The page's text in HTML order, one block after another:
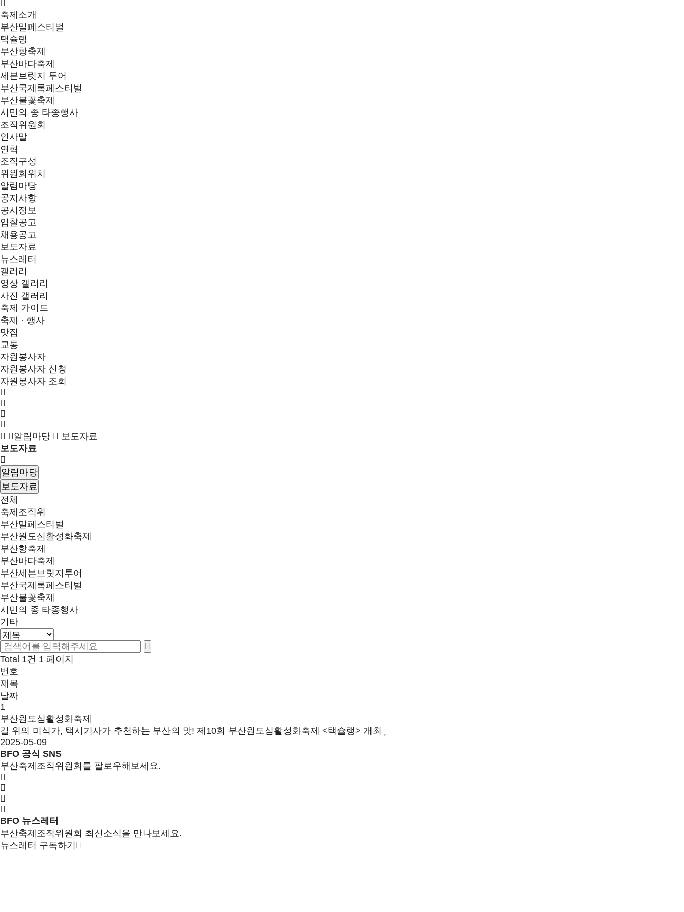
축제소개
부산밀페스티벌
택슐랭
부산항축제
부산바다축제
세븐브릿지 투어
부산국제록페스티벌
부산불꽃축제
시민의 종 타종행사
조직위원회
인사말
연혁
조직구성
위원회위치
알림마당
공지사항
공시정보
입찰공고
채용공고
보도자료
뉴스레터
갤러리
영상 갤러리
사진 갤러리
축제 가이드
축제 · 행사
맛집
교통
자원봉사자
자원봉사자 신청
자원봉사자 조회
알림마당
보도자료
보도자료
알림마당
보도자료
전체
축제조직위
부산밀페스티벌
부산원도심활성화축제
부산항축제
부산바다축제
부산세븐브릿지투어
부산국제록페스티벌
부산불꽃축제
시민의 종 타종행사
기타
Total 1건 1 페이지
번호
제목
날짜
1
부산원도심활성화축제
길 위의 미식가, 택시기사가 추천하는 부산의 맛! 제10회 부산원도심활성화축제 <택슐랭> 개최
2025-05-09
BFO 공식 SNS
부산축제조직위원회를 팔로우해보세요.
BFO 뉴스레터
부산축제조직위원회 최신소식을 만나보세요.
뉴스레터 구독하기